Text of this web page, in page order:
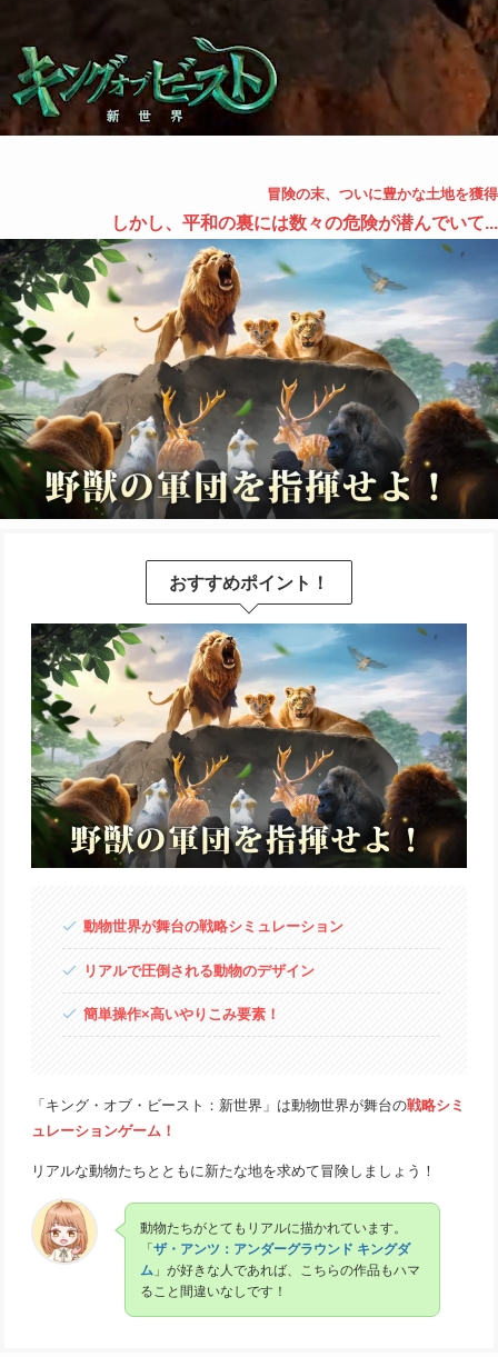
冒険の末、ついに豊かな土地を獲得
しかし、平和の裏には数々の危険が潜んでいて...
おすすめポイント！
動物世界が舞台の戦略シミュレーション
リアルで圧倒される動物のデザイン
簡単操作×高いやりこみ要素！
「キング・オブ・ビースト：新世界」は動物世界が舞台の戦略シミ
ュレーションゲーム！
リアルな動物たちとともに新たな地を求めて冒険しましょう！
動物たちがとてもリアルに描かれています。
「ザ・アンツ：アンダーグラウンド キングダ
ム 」が好きな人であれば、こちらの作品もハマ
ること間違いなしです！